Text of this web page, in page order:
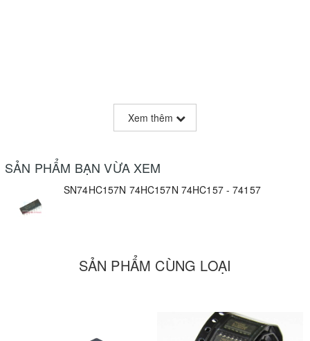
Xem thêm
SẢN PHẨM BẠN VỪA XEM
SN74HC157N 74HC157N 74HC157 - 74157
SẢN PHẨM CÙNG LOẠI